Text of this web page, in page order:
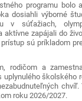
programu bolo
dosiahli výborné
v súťažiach,
aktívne zapájali do
sú príkladom
rodičom a
uplynulého školského
roku 2026/2027.